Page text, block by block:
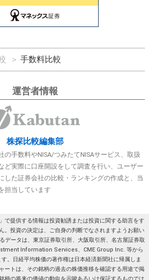
＞ 手数料比較
運営者情報
株探比較編集部
の手数料やNISA/つみたてNISAサービス、取扱
ど実際に口座開設をして調査を行い、ユーザー
した証券会社の比較・ランキングの作成と、当
担当しています
で提供する情報は投資勧誘または投資に関する助言をす
。投資の決定は、ご自身の判断でなされますようお願い
データは、東京証券取引所、大阪取引所、名古屋証券取
Information Services、CME Group Inc. 等から
。日経平均株価の著作権は日本経済新聞社に帰属しま
ートは、その銘柄の過去の株価推移を確認する用途で掲